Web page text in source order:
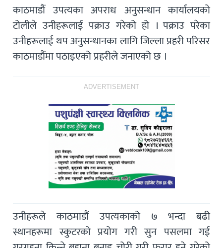
काठमाडौं उपत्यका अपराध अनुसन्धान कार्यालयको
टोलीले उनीहरूलाई पक्राउ गरेको हो । पक्राउ परेका
उनीहरूलाई थप अनुसन्धानका लागि जिल्ला प्रहरी परिसर
काठमाडौंमा पठाइएको प्रहरीले जनाएको छ ।
ADVERTISEMENT
उनीहरूले काठमाडौं उपत्यकाको ७ भन्दा बढी
स्थानहरूमा स्कुटरको प्रयोग गरी सुन पसलमा गई